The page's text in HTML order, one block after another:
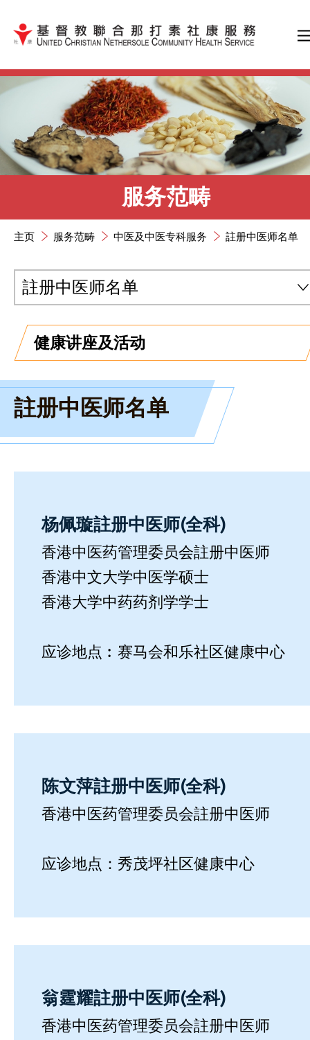
跳到内容（按输入键）
服务范畴
主页 服务范畴 中医及中医专科服务 註册中医师名单
註册中医师名单
健康讲座及活动
註册中医师名单
杨佩璇註册中医师(全科)
香港中医药管理委员会註册中医师
香港中文大学中医学硕士
香港大学中药药剂学学士
应诊地点︰赛马会和乐社区健康中心
陈文萍註册中医师(全科)
香港中医药管理委员会註册中医师
应诊地点：秀茂坪社区健康中心
翁霆耀註册中医师(全科)
香港中医药管理委员会註册中医师